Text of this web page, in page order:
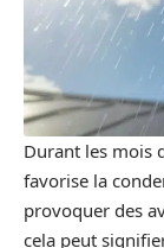
Durant les mois
favorise la
provoquer des
cela peut